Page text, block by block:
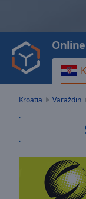
Video
Play
Backward
Skip
Current
Duration-:-
Kroatia Varaždin